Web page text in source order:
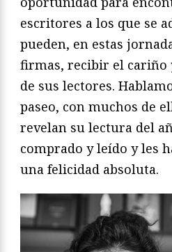
escritores a los que se
pueden, en estas
firmas, recibir el cariño
de sus lectores.
paseo, con muchos de
revelan su lectura del
comprado y leído y les
una felicidad absoluta.